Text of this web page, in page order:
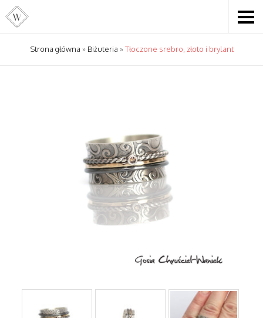
Strona główna » Biżuteria »Tłoczone srebro, złoto i brylant